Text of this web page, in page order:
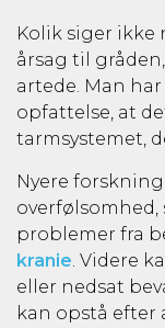
Kolik siger ikke
årsag til
artede. Man
opfattelse, at
tarmsystemet,
Nyere
overfølsomhed,
problemer fra
kranie. Videre
eller nedsat
kan opstå efter